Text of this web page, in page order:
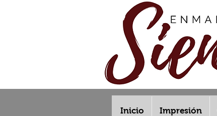
Inicio Impresión